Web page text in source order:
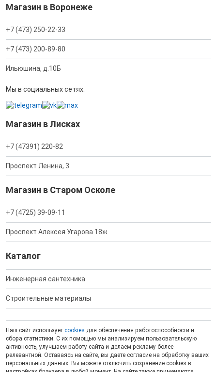
Магазин в Воронеже
+7 (473) 250-22-33
+7 (473) 200-89-80
Ильюшина, д.10Б
Мы в социальных сетях:
Магазин в Лисках
+7 (47391) 220-82
Проспект Ленина, 3
Магазин в Старом Осколе
+7 (4725) 39-09-11
Проспект Алексея Угарова 18ж
Каталог
Инженерная сантехника
Строительные материалы
Наш сайт использует cookies для обеспечения работоспособности и
сбора статистики. С их помощью мы анализируем пользовательскую
активность, улучшаем работу сайта и делаем рекламу более
релевантной. Оставаясь на сайте, вы даете согласие на обработку ваших
персональных данных. Вы можете отключить сохранение cookies в